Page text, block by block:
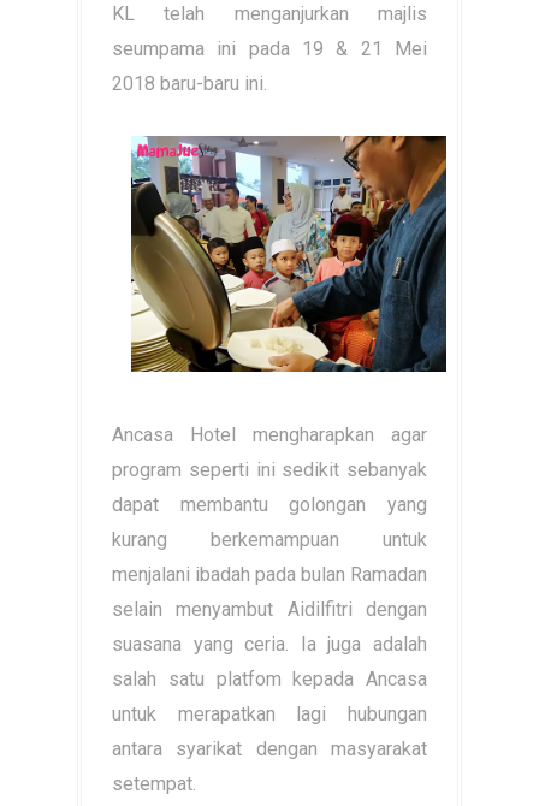
KL telah menganjurkan majlis
seumpama ini pada 19 & 21 Mei
2018 baru-baru ini.
Ancasa Hotel mengharapkan agar
program seperti ini sedikit sebanyak
dapat membantu golongan yang
kurang berkemampuan untuk
menjalani ibadah pada bulan Ramadan
selain menyambut Aidilfitri dengan
suasana yang ceria. Ia juga adalah
salah satu platfom kepada Ancasa
untuk merapatkan lagi hubungan
antara syarikat dengan masyarakat
setempat.